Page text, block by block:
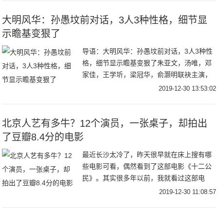
大明风华：孙愚坟前对话，3人3种性格，细节显
示瞻基变狠了
导语：大明风华：孙愚坟前对话，3人3种性
格，细节显示瞻基变狠了朱亚文，汤唯，邓
家佳，王学圻，梁冠华，俞灏明联袂主演，
张艺兴友情客串的62集大型古装权谋剧《大
2019-12-30 13:53:02
北京人艺有多牛？12个演员，一张桌子，却拍出
了豆瓣8.4分的电影
最近长沙太冷了，昨天很早就在床上搜有哪
些电影可看，偶然看到了这部电影《十二公
民》。其实很多年以前，我就看过这部电
影，知道这部电影是根据美国1957年的电影
2019-12-30 11:08:57